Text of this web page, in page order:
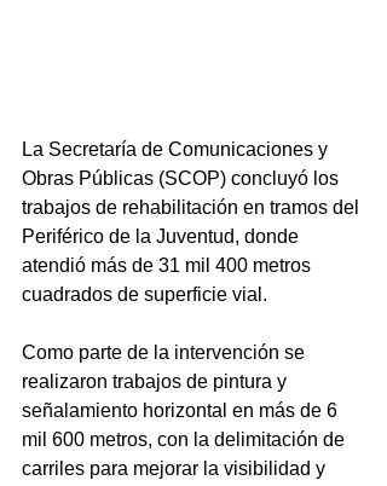
La Secretaría de Comunicaciones y
Obras Públicas (SCOP) concluyó los
trabajos de rehabilitación en tramos del
Periférico de la Juventud, donde
atendió más de 31 mil 400 metros
cuadrados de superficie vial.
Como parte de la intervención se
realizaron trabajos de pintura y
señalamiento horizontal en más de 6
mil 600 metros, con la delimitación de
carriles para mejorar la visibilidad y